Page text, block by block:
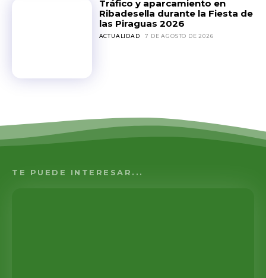
Tráfico y aparcamiento en
Ribadesella durante la Fiesta de
las Piraguas 2026
ACTUALIDAD 7 DE AGOSTO DE 2026
TE PUEDE INTERESAR...